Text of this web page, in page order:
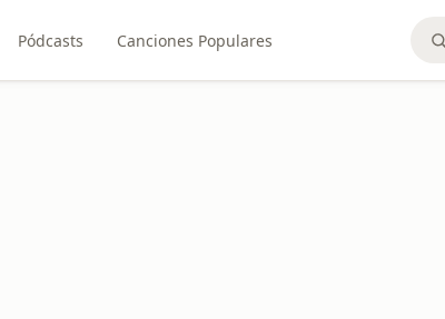
Pódcasts Canciones Populares